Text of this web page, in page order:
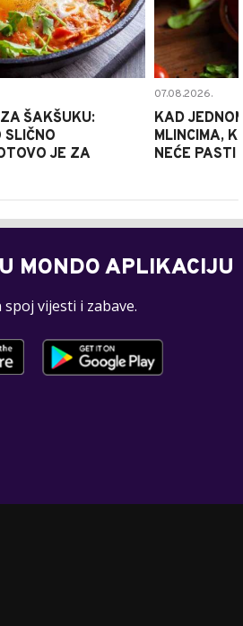
ŠAKŠUKU:
SLIČNO
JE ZA
07.08.2026.
KAD
MLINCIMA,
NEĆE PASTI
MONDO APLIKACIJU
spoj vijesti i zabave.